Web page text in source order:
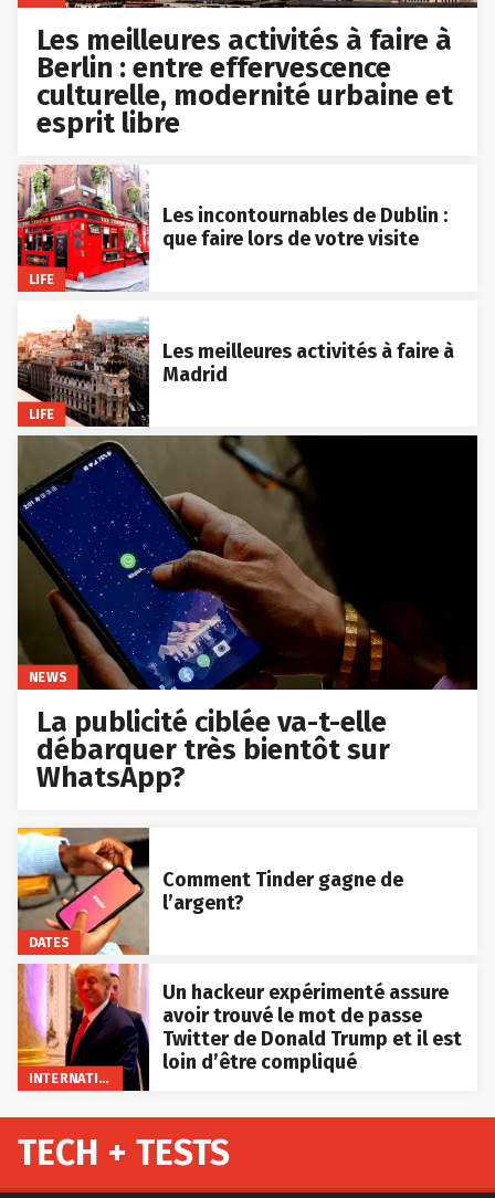
Les meilleures activités à faire à
Berlin : entre effervescence
culturelle, modernité urbaine et
esprit libre
LIFE
Les incontournables de Dublin :
que faire lors de votre visite
LIFE
Les meilleures activités à faire à
Madrid
NEWS
La publicité ciblée va-t-elle
débarquer très bientôt sur
WhatsApp?
DATES
Comment Tinder gagne de
l’argent?
INTERNATIONAL
Un hackeur expérimenté assure
avoir trouvé le mot de passe
Twitter de Donald Trump et il est
loin d’être compliqué
TECH + TESTS